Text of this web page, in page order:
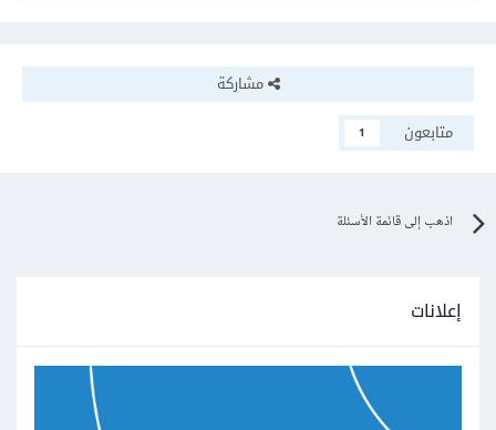
مشاركة
متابعون
1
اذهب إلى قائمة الأسئلة
إعلانات